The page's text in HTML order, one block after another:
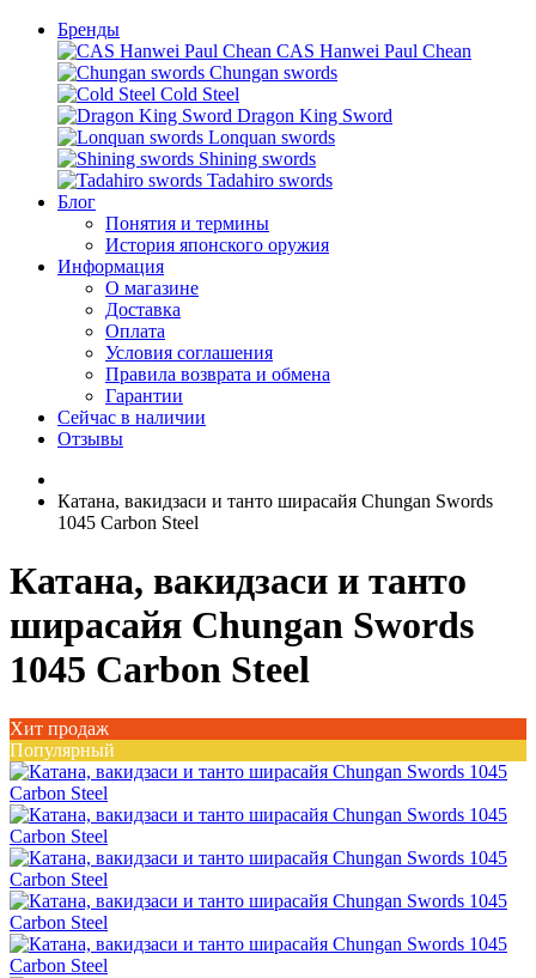
Бренды
CAS Hanwei Paul Chean
Chungan swords
Cold Steel
Dragon King Sword
Lonquan swords
Shining swords
Tadahiro swords
Блог
Понятия и термины
История японского оружия
Информация
О магазине
Доставка
Оплата
Условия соглашения
Правила возврата и обмена
Гарантии
Сейчас в наличии
Отзывы
Катана, вакидзаси и танто ширасайя Chungan Swords
1045 Carbon Steel
Катана, вакидзаси и танто
ширасайя Chungan Swords
1045 Carbon Steel
Хит продаж
Популярный